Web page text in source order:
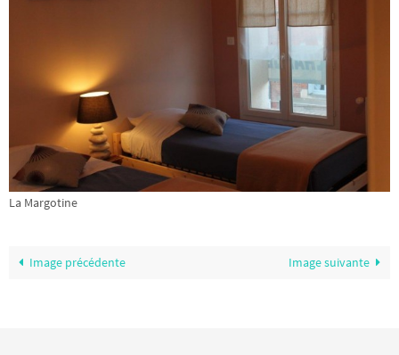
La Margotine
Image précédente Image suivante